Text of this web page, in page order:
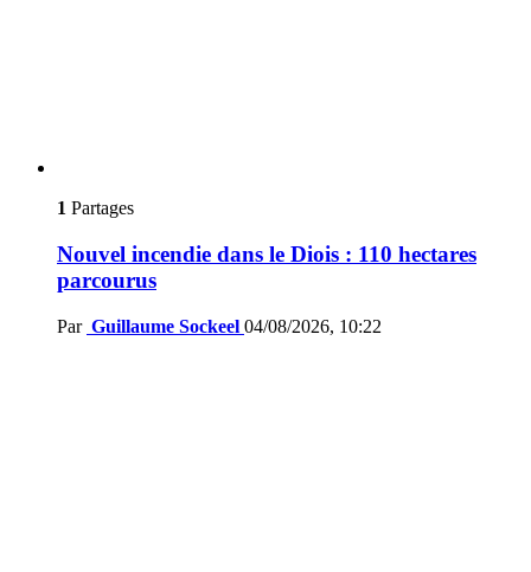
1 Partages
Nouvel incendie dans le Diois : 110 hectares
parcourus
Par Guillaume Sockeel 04/08/2026, 10:22